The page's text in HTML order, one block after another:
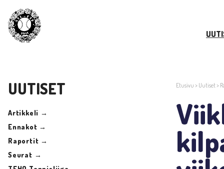
UUTISET
Artikkeli →
Ennakot →
Raportit →
Seurat →
Etusivu > Uutiset>